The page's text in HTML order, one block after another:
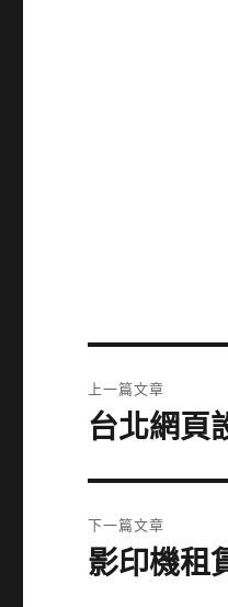
章
上一篇文章
上
篇
文
章:
台北網頁
下一篇文章
下
影印機租